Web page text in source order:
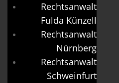
Rechtsanwalt
Fulda Künzell
Rechtsanwalt
Nürnberg
Rechtsanwalt
Schweinfurt